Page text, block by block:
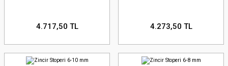
4.717,50 TL 4.273,50 TL